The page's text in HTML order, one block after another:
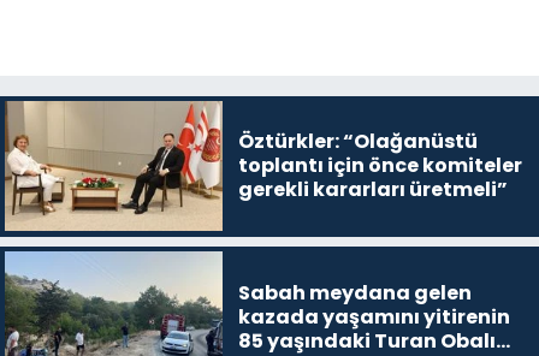
Öztürkler: “Olağanüstü
toplantı için önce komiteler
gerekli kararları üretmeli”
Sabah meydana gelen
kazada yaşamını yitirenin
85 yaşındaki Turan Obalı